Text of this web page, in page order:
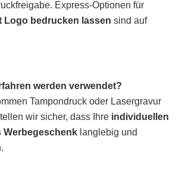
Express-Optionen für
Logo bedrucken lassen sind auf
werden verwendet?
Tampondruck oder Lasergravur
wir sicher, dass Ihre individuellen
Werbegeschenk langlebig und